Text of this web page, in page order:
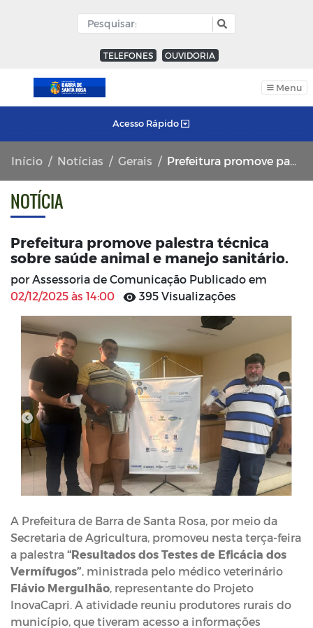
TELEFONES OUVIDORIA
Menu
Acesso Rápido
Início Notícias Gerais Prefeitura promove palestra técnica sobre saúde animal e manejo sanitário.
NOTÍCIA
Prefeitura promove palestra técnica
sobre saúde animal e manejo sanitário.
por Assessoria de Comunicação Publicado em
02/12/2025 às 14:00
395 Visualizações
A Prefeitura de Barra de Santa Rosa, por meio da
Secretaria de Agricultura, promoveu nesta terça-feira
a palestra “Resultados dos Testes de Eficácia dos
Vermífugos” , ministrada pelo médico veterinário
Flávio Mergulhão , representante do Projeto
InovaCapri. A atividade reuniu produtores rurais do
município, que tiveram acesso a informações